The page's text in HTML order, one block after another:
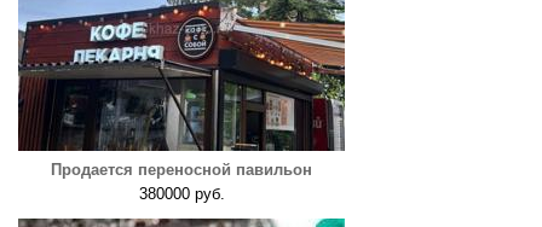
Продается переносной павильон
380000 руб.